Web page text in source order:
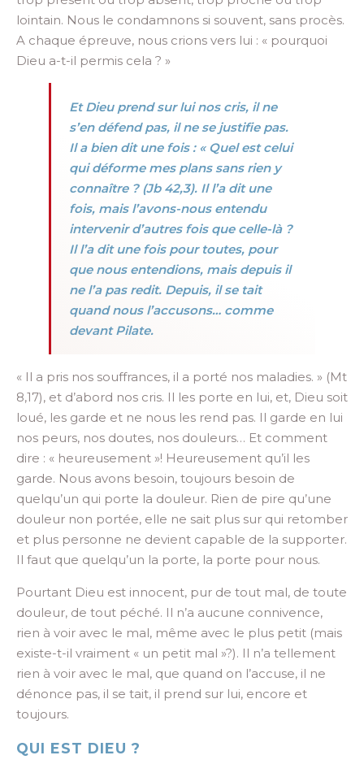
lointain. Nous le condamnons si souvent, sans procès.
A chaque épreuve, nous crions vers lui : « pourquoi
Dieu a-t-il permis cela ? »
Et Dieu prend sur lui nos cris, il ne
s’en défend pas, il ne se justifie pas.
Il a bien dit une fois : « Quel est celui
qui déforme mes plans sans rien y
connaître ? (Jb 42,3). Il l’a dit une
fois, mais l’avons-nous entendu
intervenir d’autres fois que celle-là ?
Il l’a dit une fois pour toutes, pour
que nous entendions, mais depuis il
ne l’a pas redit. Depuis, il se tait
quand nous l’accusons… comme
devant Pilate.
« Il a pris nos souffrances, il a porté nos maladies. » (Mt
8,17), et d’abord nos cris. Il les porte en lui, et, Dieu soit
loué, les garde et ne nous les rend pas. Il garde en lui
nos peurs, nos doutes, nos douleurs… Et comment
dire : « heureusement »! Heureusement qu’il les
garde. Nous avons besoin, toujours besoin de
quelqu’un qui porte la douleur. Rien de pire qu’une
douleur non portée, elle ne sait plus sur qui retomber
et plus personne ne devient capable de la supporter.
Il faut que quelqu’un la porte, la porte pour nous.
Pourtant Dieu est innocent, pur de tout mal, de toute
douleur, de tout péché. Il n’a aucune connivence,
rien à voir avec le mal, même avec le plus petit (mais
existe-t-il vraiment « un petit mal »?). Il n’a tellement
rien à voir avec le mal, que quand on l’accuse, il ne
dénonce pas, il se tait, il prend sur lui, encore et
toujours.
QUI EST DIEU ?